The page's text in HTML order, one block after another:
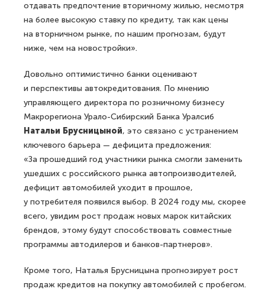
отдавать предпочтение вторичному жилью, несмотря
на более высокую ставку по кредиту, так как цены
на вторничном рынке, по нашим прогнозам, будут
ниже, чем на новостройки».
Довольно оптимистично банки оценивают
и перспективы автокредитования. По мнению
управляющего директора по розничному бизнесу
Макрорегиона Урало-Сибирский Банка Уралсиб
Натальи Брусницыной, это связано с устранением
ключевого барьера — дефицита предложения:
«За прошедший год участники рынка смогли заменить
ушедших с российского рынка автопроизводителей,
дефицит автомобилей уходит в прошлое,
у потребителя появился выбор. В 2024 году мы, скорее
всего, увидим рост продаж новых марок китайских
брендов, этому будут способствовать совместные
программы автодилеров и банков-партнеров».
Кроме того, Наталья Брусницына прогнозирует рост
продаж кредитов на покупку автомобилей с пробегом.